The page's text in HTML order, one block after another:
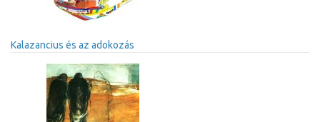
Kalazancius és az adokozás